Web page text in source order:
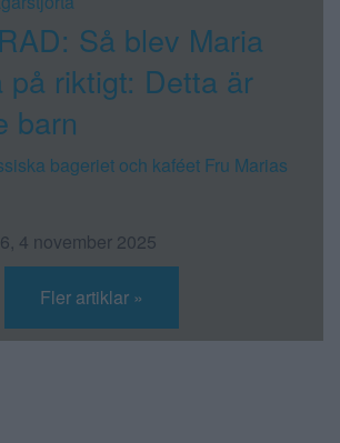
Så blev Maria
på riktigt: Detta är
barn
bageriet och kaféet Fru Marias
4 november 2025
Fler artiklar »